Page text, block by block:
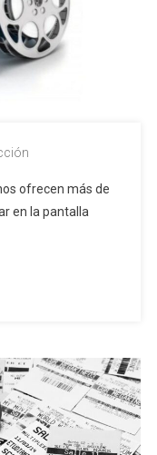
ofrecen más de
en la pantalla